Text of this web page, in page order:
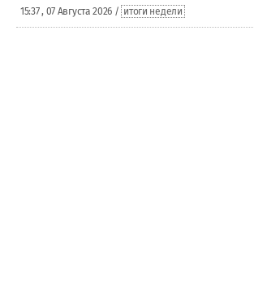
15:37 , 07 Августа 2026 / итоги недели